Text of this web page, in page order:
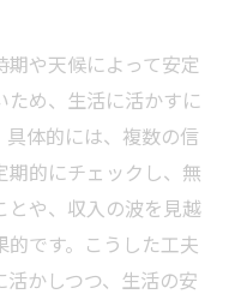
期や天候によって安定
ため、生活に活かすに
体的には、複数の信
期的にチェックし、無
とや、収入の波を見越
的です。こうした工夫
かしつつ、生活の安